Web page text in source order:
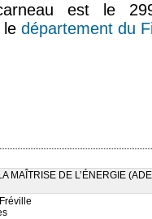
est le
le département du
MAÎTRISE DE L’ÉNERGIE